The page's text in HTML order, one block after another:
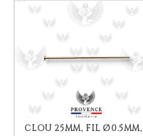
CLOU 25MM, FIL Ø0.5MM,